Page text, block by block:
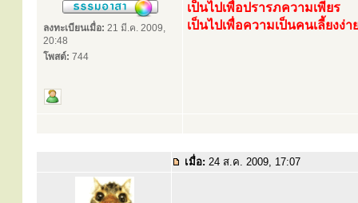
ลงทะเบียนเมื่อ: 21 มี.ค. 2009,
20:48
โพสต์: 744
เป็นไปเพื่อปรารภความเพียร
เป็นไปเพื่อความเป็นคนเลี้ยงง่า
เมื่อ: 24 ส.ค. 2009, 17:07